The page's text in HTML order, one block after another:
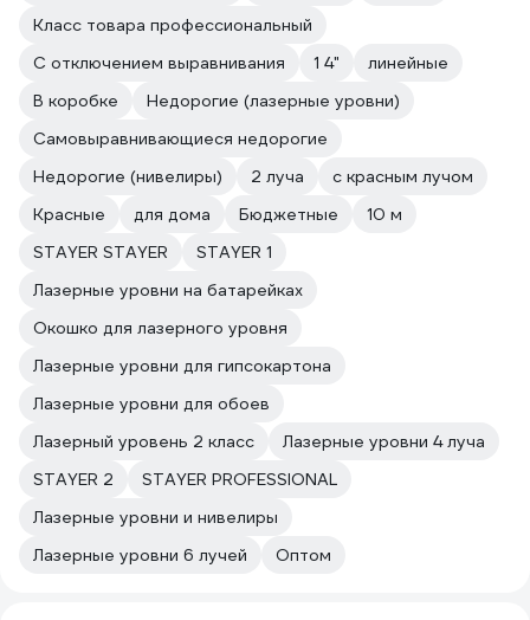
Класс товара профессиональный
С отключением выравнивания
1 4"
линейные
В коробке
Недорогие (лазерные уровни)
Самовыравнивающиеся недорогие
Недорогие (нивелиры)
2 луча
с красным лучом
Красные
для дома Бюджетные
10 м
STAYER STAYER
STAYER 1
Лазерные уровни на батарейках
Окошко для лазерного уровня
Лазерные уровни для гипсокартона
Лазерные уровни для обоев
Лазерный уровень 2 класс
Лазерные уровни 4 луча
STAYER 2
STAYER PROFESSIONAL
Лазерные уровни и нивелиры
Лазерные уровни 6 лучей
Оптом